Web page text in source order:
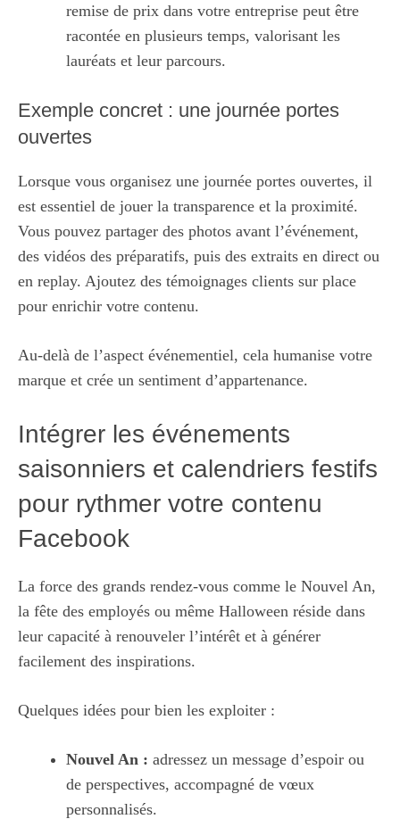
remise de prix dans votre entreprise peut être
racontée en plusieurs temps, valorisant les
lauréats et leur parcours.
Exemple concret : une journée portes
ouvertes
Lorsque vous organisez une journée portes ouvertes, il
est essentiel de jouer la transparence et la proximité.
Vous pouvez partager des photos avant l’événement,
des vidéos des préparatifs, puis des extraits en direct ou
en replay. Ajoutez des témoignages clients sur place
pour enrichir votre contenu.
Au-delà de l’aspect événementiel, cela humanise votre
marque et crée un sentiment d’appartenance.
Intégrer les événements
saisonniers et calendriers festifs
pour rythm­er votre contenu
Facebook
La force des grands rendez-vous comme le Nouvel An,
la fête des employés ou même Halloween réside dans
leur capacité à renouveler l’intérêt et à générer
facilement des inspirations.
Quelques idées pour bien les exploiter :
Nouvel An : adressez un message d’espoir ou
de perspectives, accompagné de vœux
personnalisés.